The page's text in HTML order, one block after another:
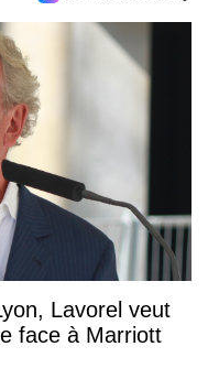
Lavorel veut
face à Marriott